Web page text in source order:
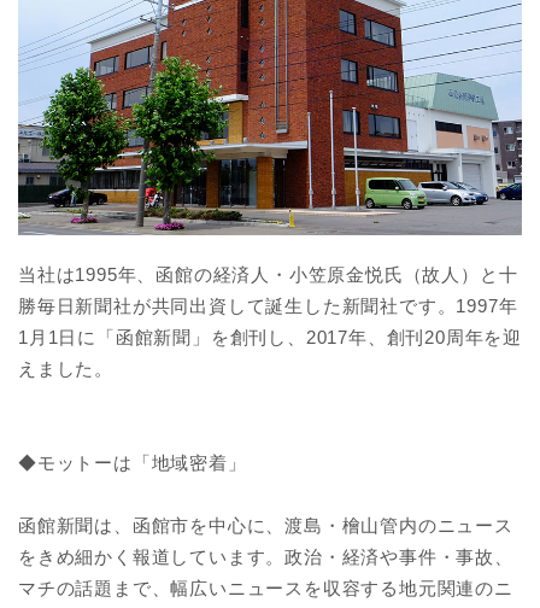
当社は1995年、函館の経済人・小笠原金悦氏（故人）と十
勝毎日新聞社が共同出資して誕生した新聞社です。1997年
1月1日に「函館新聞」を創刊し、2017年、創刊20周年を迎
えました。
◆モットーは「地域密着」
函館新聞は、函館市を中心に、渡島・檜山管内のニュース
をきめ細かく報道しています。政治・経済や事件・事故、
マチの話題まで、幅広いニュースを収容する地元関連のニ